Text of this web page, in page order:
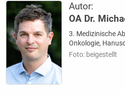
Autor:
OA Dr.
3. Medizinische
Onkologie,
Foto: beigestellt